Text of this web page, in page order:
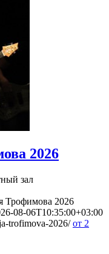
2026
зал
Трофимова 2026
08-06T10:35:00+03:00
trofimova-2026/ от 2